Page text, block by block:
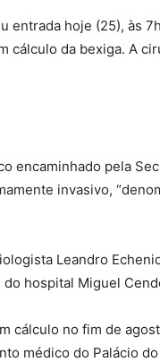
entrada hoje (25), às
cálculo da bexiga. A
encaminhado pela
invasivo,
Leandro
hospital Miguel
cálculo no fim de
médico do Palácio